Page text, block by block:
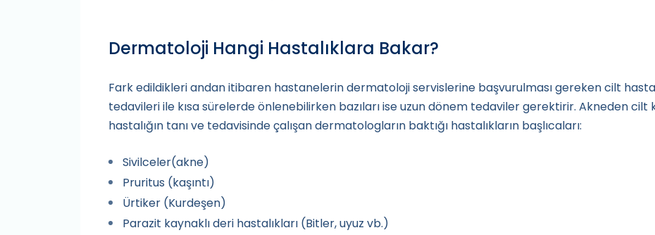
Dermatoloji Hangi Hastalıklara Bakar?
Fark edildikleri andan itibaren hastanelerin dermatoloji servislerine başvurulması gereken cilt
tedavileri ile kısa sürelerde önlenebilirken bazıları ise uzun dönem tedaviler gerektirir. Akneden cilt
hastalığın tanı ve tedavisinde çalışan dermatologların baktığı hastalıkların başlıcaları:
Sivilceler(akne)
Pruritus (kaşıntı)
Ürtiker (Kurdeşen)
Parazit kaynaklı deri hastalıkları (Bitler, uyuz vb.)